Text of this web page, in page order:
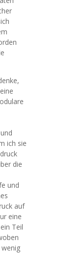
ich sie
die
und
auf
eine
Teil